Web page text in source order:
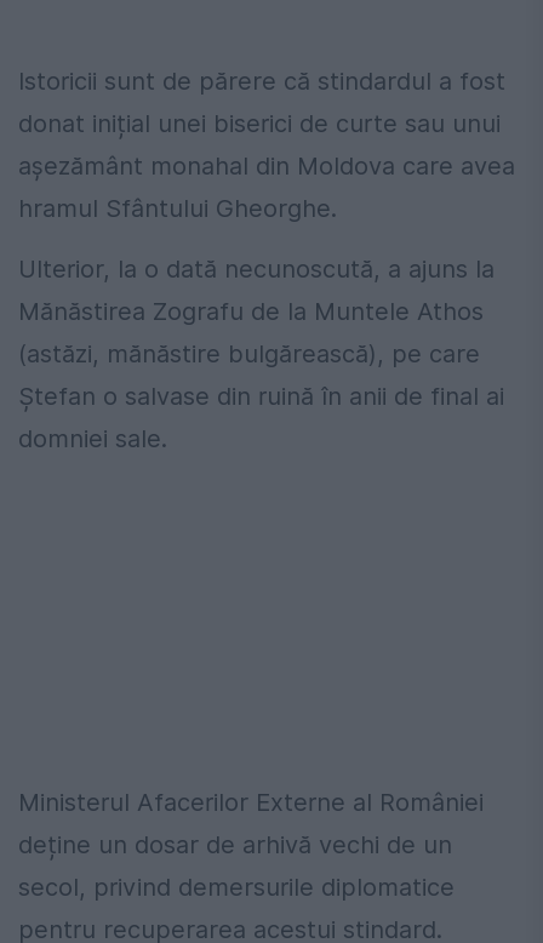
Istoricii sunt de părere că stindardul a fost
donat inițial unei biserici de curte sau unui
așezământ monahal din Moldova care avea
hramul Sfântului Gheorghe.
Ulterior, la o dată necunoscută, a ajuns la
Mănăstirea Zografu de la Muntele Athos
(astăzi, mănăstire bulgărească), pe care
Ștefan o salvase din ruină în anii de final ai
domniei sale.
Ministerul Afacerilor Externe al României
deține un dosar de arhivă vechi de un
secol, privind demersurile diplomatice
pentru recuperarea acestui stindard.